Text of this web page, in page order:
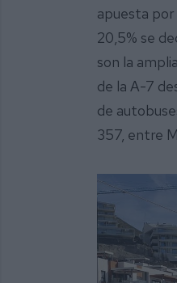
apuesta por
20,5% se
son la
de la A-7
de
357, entre